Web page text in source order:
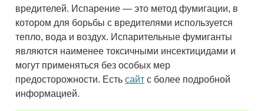
вредителей. Испарение — это метод фумигации, в
котором для борьбы с вредителями используется
тепло, вода и воздух. Испарительные фумиганты
являются наименее токсичными инсектицидами и
могут применяться без особых мер
предосторожности. Естьсайт с более подробной
информацией.